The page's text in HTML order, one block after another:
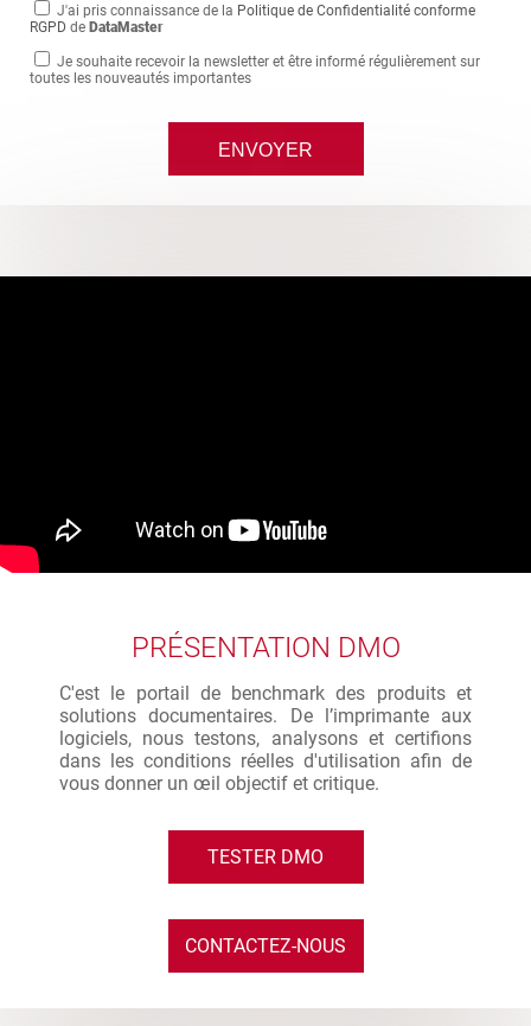
J'ai pris connaissance de la Politique de Confidentialité conforme
RGPD de DataMaster
Je souhaite recevoir la newsletter et être informé régulièrement sur
toutes les nouveautés importantes
PRÉSENTATION DMO
C'est le portail de benchmark des produits et
solutions documentaires. De l’imprimante aux
logiciels, nous testons, analysons et certifions
dans les conditions réelles d'utilisation afin de
vous donner un œil objectif et critique.
TESTER DMO
CONTACTEZ-NOUS